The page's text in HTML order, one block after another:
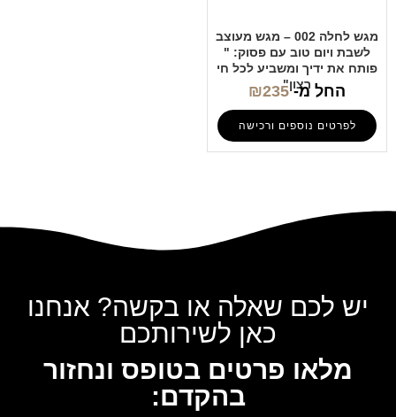
מגש לחלה 002 – מגש מעוצב
לשבת ויום טוב עם פסוק: "
פותח את ידיך ומשביע לכל חי
רצון"
החל מ- ₪235
לפרטים נוספים ורכישה
יש לכם שאלה או בקשה? אנחנו
כאן לשירותכם
מלאו פרטים בטופס ונחזור
בהקדם: